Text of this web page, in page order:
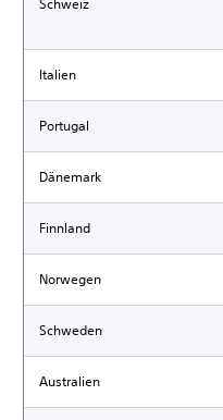
Schweiz
Italien
Portugal
Dänemark
Finnland
Norwegen
Schweden
Australien